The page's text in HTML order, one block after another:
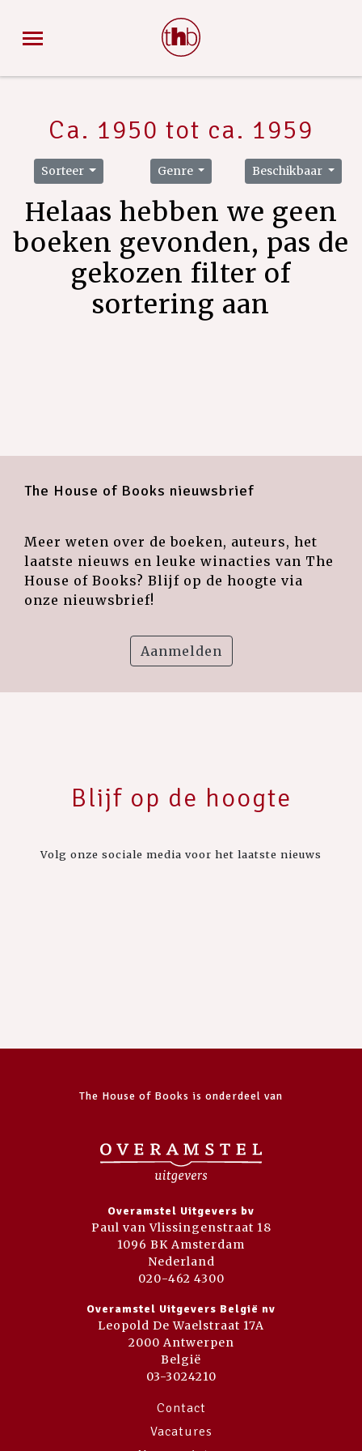
Ca. 1950 tot ca. 1959
Sorteer Genre Beschikbaar
Helaas hebben we geen
boeken gevonden, pas de
gekozen filter of
sortering aan
The House of Books nieuwsbrief
Meer weten over de boeken, auteurs, het
laatste nieuws en leuke winacties van The
House of Books? Blijf op de hoogte via
onze nieuwsbrief!
Aanmelden
Blijf op de hoogte
Volg onze sociale media voor het laatste nieuws
The House of Books is onderdeel van
Overamstel Uitgevers bv
Paul van Vlissingenstraat 18
1096 BK Amsterdam
Nederland
020-462 4300
Overamstel Uitgevers België nv
Leopold De Waelstraat 17A
2000 Antwerpen
België
03-3024210
Contact
Vacatures